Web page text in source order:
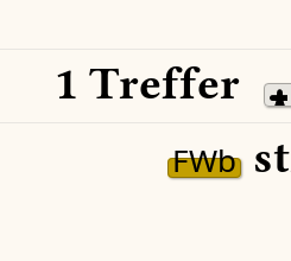
1 Treffer
FWb